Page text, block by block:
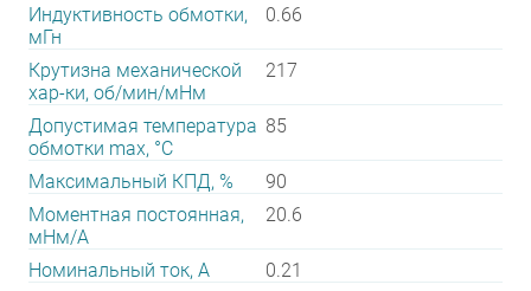
Индуктивность обмотки,
мГн
0.66
Крутизна механической
хар-ки, об/мин/мНм
217
Допустимая температура
обмотки max, °С
85
Максимальный КПД, %
90
Моментная постоянная,
мНм/А
20.6
Номинальный ток, А
0.21